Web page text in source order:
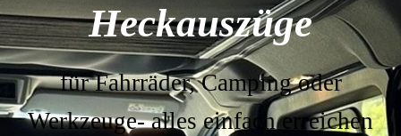
Heckauszüge
für Fahrräder, Camping oder
Werkzeuge-alles einfach erreichen